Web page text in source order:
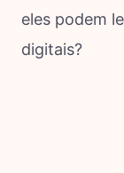
eles podem
digitais?